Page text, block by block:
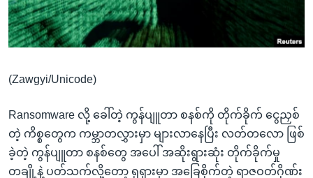
ကျော်
ကြည့်
ရန်
ရန်
ကျော်
ရန်
(Zawgyi/Unicode)
Ransomware လို့ ခေါ်တဲ့ ကွန်ပျူတာ စနစ်ကို တိုက်ခိုက် ငွေညှစ်
တဲ့ ကိစ္စတွေက ကမ္ဘာတလွှားမှာ များလာနေပြီး လတ်တလော ဖြစ်
ခဲ့တဲ့ ကွန်ပျူတာ စနစ်တွေ အပေါ် အဆိုးရွားဆုံး တိုက်ခိုက်မှု
တချို့နဲ့ ပတ်သက်လို့တော့ ရုရှားမှာ အခြေစိုက်တဲ့ ရာဇဝတ်ဂိုဏ်း